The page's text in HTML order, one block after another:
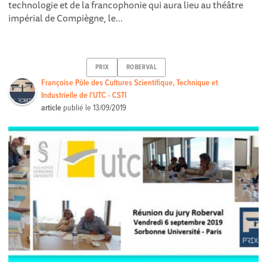
technologie et de la francophonie qui aura lieu au théâtre
impérial de Compiègne, le...
PRIX ROBERVAL
Françoise Pôle des Cultures Scientifique, Technique et
Industrielle de l'UTC - CSTI
article publié le13/09/2019